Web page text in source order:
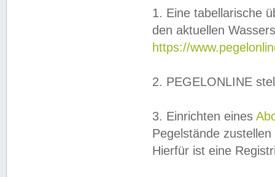
1. Eine tabellarische
den aktuellen
https://
2. PEGELONLINE
3. Einrichten eines
Pegelstände
Hierfür ist eine